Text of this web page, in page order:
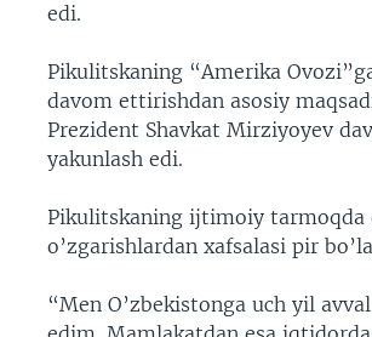
edi.
Pikulitskaning “Amerika
davom ettirishdan asosiy
Prezident Shavkat Mirziyoyev
yakunlash edi.
Pikulitskaning ijtimoiy
o’zgarishlardan xafsalasi pir
“Men O’zbekistonga uch yil